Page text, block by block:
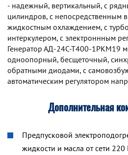
- надежный, вертикальный, с
цилиндров, с непосредственным
жидкостным охлаждением, с
интеркулером, с электроннным
Генератор АД-24С-Т400-1РКМ19
одноопорный, бесщеточный,
обратными диодами, с
автоматическим регулятором
Дополнительная
Предпусковой
жидкости и масла от сети 220